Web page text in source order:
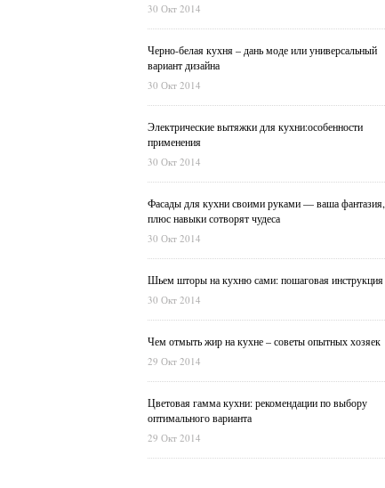
30 Окт 2014
Черно-белая кухня – дань моде или универсальный
вариант дизайна
30 Окт 2014
Электрические вытяжки для кухни:особенности
применения
30 Окт 2014
Фасады для кухни своими руками — ваша фантазия,
плюс навыки сотворят чудеса
30 Окт 2014
Шьем шторы на кухню сами: пошаговая инструкция
30 Окт 2014
Чем отмыть жир на кухне – советы опытных хозяек
29 Окт 2014
Цветовая гамма кухни: рекомендации по выбору
оптимального варианта
29 Окт 2014